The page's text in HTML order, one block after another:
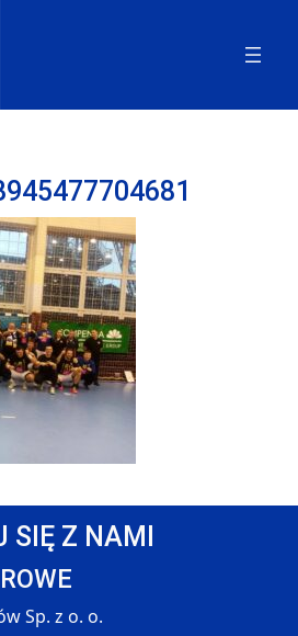
Z NAMI
Sp. z o. o.